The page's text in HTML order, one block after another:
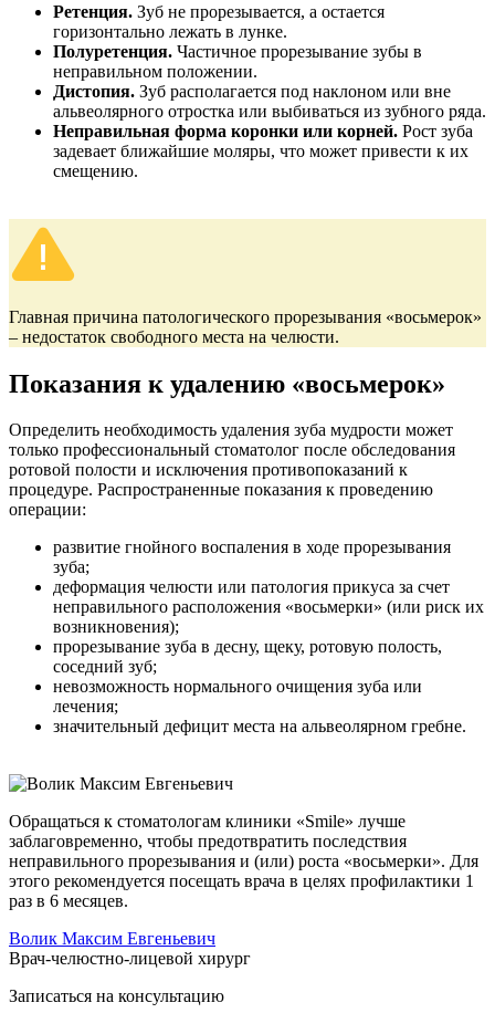
Ретенция. Зуб не прорезывается, а остается
горизонтально лежать в лунке.
Полуретенция. Частичное прорезывание зубы в
неправильном положении.
Дистопия. Зуб располагается под наклоном или вне
альвеолярного отростка или выбиваться из зубного ряда.
Неправильная форма коронки или корней. Рост зуба
задевает ближайшие моляры, что может привести к их
смещению.
Главная причина патологического прорезывания «восьмерок»
– недостаток свободного места на челюсти.
Показания к удалению «восьмерок»
Определить необходимость удаления зуба мудрости может
только профессиональный стоматолог после обследования
ротовой полости и исключения противопоказаний к
процедуре. Распространенные показания к проведению
операции:
развитие гнойного воспаления в ходе прорезывания
зуба;
деформация челюсти или патология прикуса за счет
неправильного расположения «восьмерки» (или риск их
возникновения);
прорезывание зуба в десну, щеку, ротовую полость,
соседний зуб;
невозможность нормального очищения зуба или
лечения;
значительный дефицит места на альвеолярном гребне.
Обращаться к стоматологам клиники «Smile» лучше
заблаговременно, чтобы предотвратить последствия
неправильного прорезывания и (или) роста «восьмерки». Для
этого рекомендуется посещать врача в целях профилактики 1
раз в 6 месяцев.
Волик Максим Евгеньевич
Врач-челюстно-лицевой хирург
Записаться на консультацию